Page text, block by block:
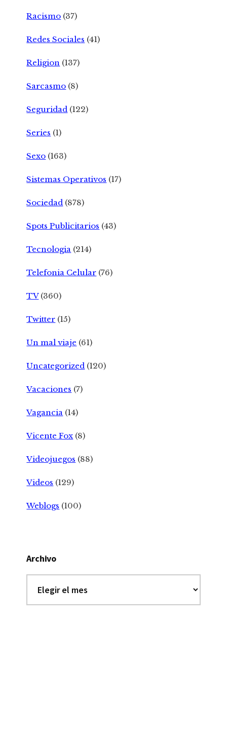
Racismo (37)
Redes Sociales (41)
Religion (137)
Sarcasmo (8)
Seguridad (122)
Series (1)
Sexo (163)
Sistemas Operativos (17)
Sociedad (878)
Spots Publicitarios (43)
Tecnologia (214)
Telefonia Celular (76)
TV(360)
Twitter (15)
Un mal viaje (61)
Uncategorized (120)
Vacaciones (7)
Vagancia (14)
Vicente Fox (8)
Videojuegos (88)
Videos (129)
Weblogs (100)
Archivo